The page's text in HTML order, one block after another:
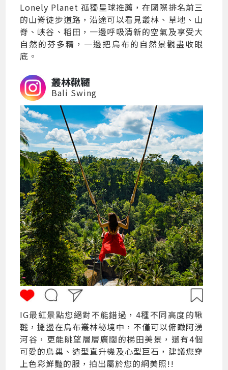
Lonely Planet 孤獨星球推薦，在國際排名前三
的山脊徒步道路，沿途可以看見叢林、草地、山
脊、峽谷、稻田，一邊呼吸清新的空氣及享受大
自然的芬多精，一邊把烏布的自然景觀盡收眼
底。
叢林鞦韆
Bali Swing
IG最紅景點您絕對不能錯過，4種不同高度的鞦
韆，擺盪在烏布叢林秘境中，不僅可以俯瞰阿湧
河谷，更能眺望層層廣闊的梯田美景，還有4個
可愛的鳥巢、造型直升機及心型巨石，建議您穿
上色彩鮮豔的服，拍出屬於您的網美照!!